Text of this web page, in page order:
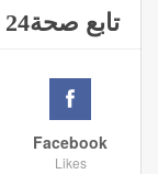
تابع صحة24 على:
Facebook
Likes